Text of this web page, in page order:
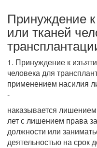
Принуждение
или тканей
1. Принуждение к
человека для
применением насилия
-
наказывается
лет с лишением права
должности или
деятельностью на срок